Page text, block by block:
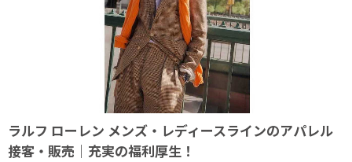
ラルフ ローレン メンズ・レディースラインのアパレル
接客・販売｜充実の福利厚生！